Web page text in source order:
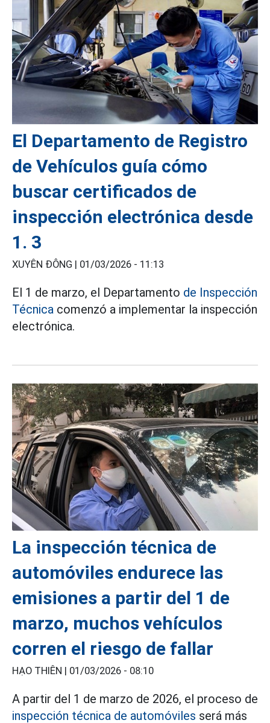
El Departamento de Registro
de Vehículos guía cómo
buscar certificados de
inspección electrónica desde
1. 3
XUYÊN ĐÔNG | 01/03/2026 - 11:13
El 1 de marzo, el Departamento de Inspección
Técnica comenzó a implementar la inspección
electrónica.
La inspección técnica de
automóviles endurece las
emisiones a partir del 1 de
marzo, muchos vehículos
corren el riesgo de fallar
HẠO THIÊN | 01/03/2026 - 08:10
A partir del 1 de marzo de 2026, el proceso de
inspección técnica de automóviles será más